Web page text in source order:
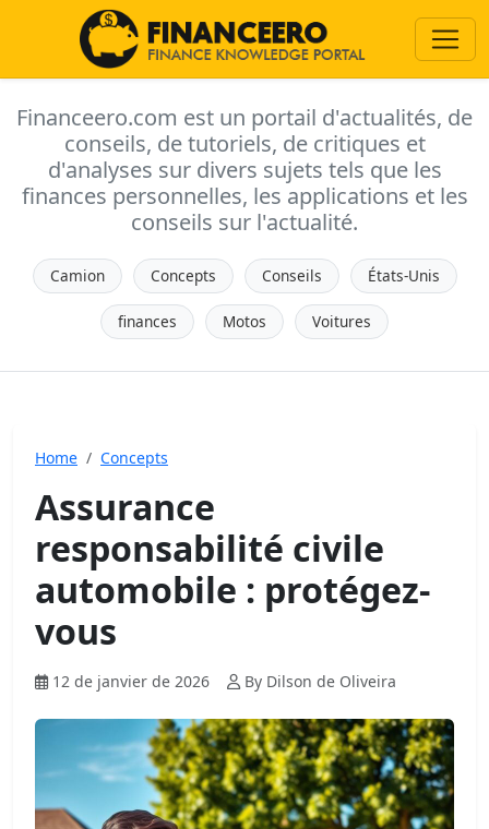
Financeero.com est un portail d'actualités, de
conseils, de tutoriels, de critiques et
d'analyses sur divers sujets tels que les
finances personnelles, les applications et les
conseils sur l'actualité.
Camion Concepts Conseils États-Unis
finances Motos Voitures
Home Concepts
Assurance
responsabilité civile
automobile : protégez-
vous
12 de janvier de 2026 By Dilson de Oliveira